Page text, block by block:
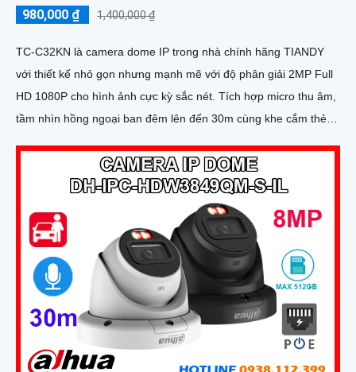
980,000 ₫ 1,400,000 ₫
TC-C32KN là camera dome IP trong nhà chính hãng TIANDY
với thiết kế nhỏ gọn nhưng mạnh mẽ với độ phân giải 2MP Full
HD 1080P cho hình ảnh cực kỳ sắc nét. Tích hợp micro thu âm,
tầm nhìn hồng ngoại ban đêm lên đến 30m cùng khe cắm thẻ